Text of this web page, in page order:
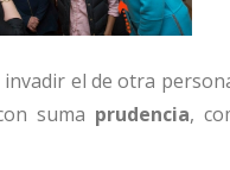
el de otra
suma prudencia,